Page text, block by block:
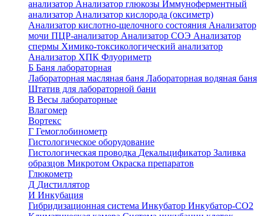
анализатор Анализатор глюкозы Иммуноферментный
анализатор Анализатор кислорода (оксиметр)
Анализатор кислотно-щелочного состояния Анализатор
мочи ПЦР-анализатор Анализатор СОЭ Анализатор
спермы Химико-токсикологический анализатор
Анализатор ХПК Флуориметр
Б Баня лабораторная
Лабораторная масляная баня Лабораторная водяная баня
Штатив для лабораторной бани
В Весы лабораторные
Влагомер
Вортекс
Г Гемоглобинометр
Гистологическое оборудование
Гистологическая проводка Декальцификатор Заливка
образцов Микротом Окраска препаратов
Глюкометр
Д Дистиллятор
И Инкубация
Гибридизационная система Инкубатор Инкубатор-СО2